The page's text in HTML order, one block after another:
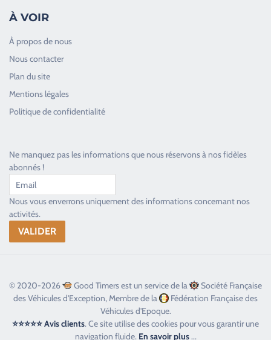
À VOIR
À propos de nous
Nous contacter
Plan du site
Mentions légales
Politique de confidentialité
Ne manquez pas les informations que nous réservons à nos fidèles
abonnés !
Nous vous enverrons uniquement des informations concernant nos
activités.
© 2020-2026 Good Timers est un service de la
Société Française
des Véhicules d'Exception, Membre de la
Fédération Française des
Véhicules d'Epoque.
⭐⭐⭐⭐⭐ Avis clients. Ce site utilise des cookies pour vous garantir une
navigation fluide. En savoir plus...
Toujours heureux d'aider les passionnés